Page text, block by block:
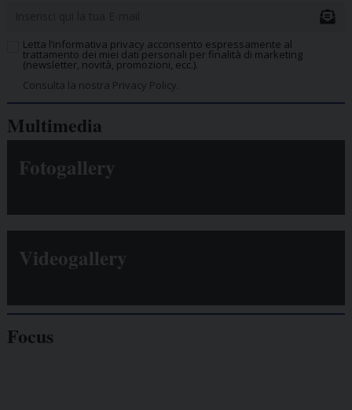
Letta l’informativa privacy acconsento espressamente al
trattamento dei miei dati personali per finalità di marketing
(newsletter, novità, promozioni, ecc.).
Consulta la nostra Privacy Policy.
Multimedia
Fotogallery
Videogallery
Focus